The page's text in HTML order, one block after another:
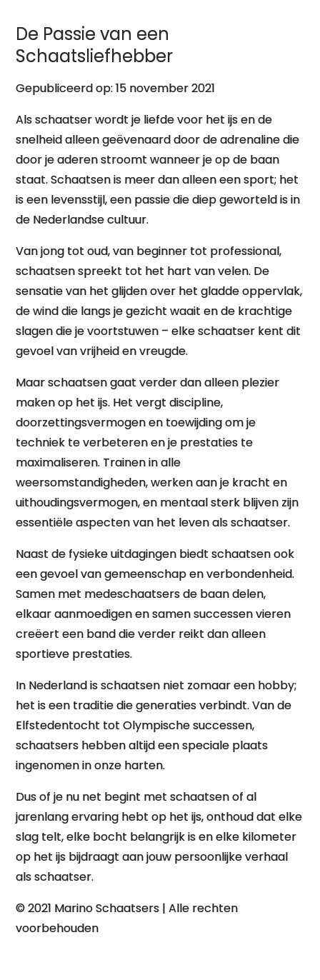
De Passie van een
Schaatsliefhebber
Gepubliceerd op: 15 november 2021
Als schaatser wordt je liefde voor het ijs en de
snelheid alleen geëvenaard door de adrenaline die
door je aderen stroomt wanneer je op de baan
staat. Schaatsen is meer dan alleen een sport; het
is een levensstijl, een passie die diep geworteld is in
de Nederlandse cultuur.
Van jong tot oud, van beginner tot professional,
schaatsen spreekt tot het hart van velen. De
sensatie van het glijden over het gladde oppervlak,
de wind die langs je gezicht waait en de krachtige
slagen die je voortstuwen – elke schaatser kent dit
gevoel van vrijheid en vreugde.
Maar schaatsen gaat verder dan alleen plezier
maken op het ijs. Het vergt discipline,
doorzettingsvermogen en toewijding om je
techniek te verbeteren en je prestaties te
maximaliseren. Trainen in alle
weersomstandigheden, werken aan je kracht en
uithoudingsvermogen, en mentaal sterk blijven zijn
essentiële aspecten van het leven als schaatser.
Naast de fysieke uitdagingen biedt schaatsen ook
een gevoel van gemeenschap en verbondenheid.
Samen met medeschaatsers de baan delen,
elkaar aanmoedigen en samen successen vieren
creëert een band die verder reikt dan alleen
sportieve prestaties.
In Nederland is schaatsen niet zomaar een hobby;
het is een traditie die generaties verbindt. Van de
Elfstedentocht tot Olympische successen,
schaatsers hebben altijd een speciale plaats
ingenomen in onze harten.
Dus of je nu net begint met schaatsen of al
jarenlang ervaring hebt op het ijs, onthoud dat elke
slag telt, elke bocht belangrijk is en elke kilometer
op het ijs bijdraagt aan jouw persoonlijke verhaal
als schaatser.
© 2021 Marino Schaatsers | Alle rechten
voorbehouden